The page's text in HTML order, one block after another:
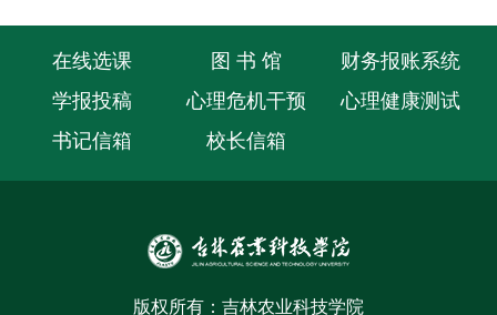
在线选课 图 书 馆
财务报账系统
学报投稿
心理危机干预
心理健康测试
书记信箱
校长信箱
版权所有：吉林农业科技学院